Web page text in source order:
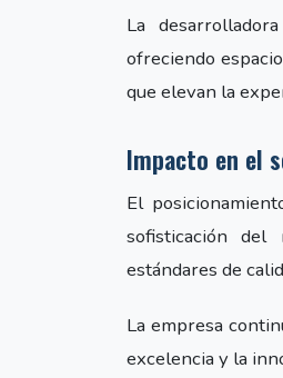
La
ofreciendo
que elevan la
Impacto en el
El
sofisticación del
estándares de
La empresa
excelencia y la